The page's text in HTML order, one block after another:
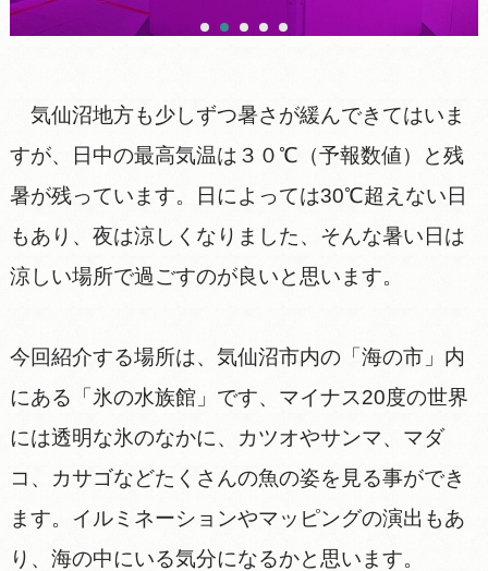
気仙沼地方も少しずつ暑さが緩んできてはいま
すが、日中の最高気温は３０℃（予報数値）と残
暑が残っています。日によっては30℃超えない日
もあり、夜は涼しくなりました、そんな暑い日は
涼しい場所で過ごすのが良いと思います。
今回紹介する場所は、気仙沼市内の「海の市」内
にある「氷の水族館」です、マイナス20度の世界
には透明な氷のなかに、カツオやサンマ、マダ
コ、カサゴなどたくさんの魚の姿を見る事ができ
ます。イルミネーションやマッピングの演出もあ
り、海の中にいる気分になるかと思います。